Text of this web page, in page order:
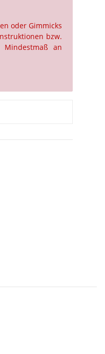
oder Gimmicks
bzw.
an